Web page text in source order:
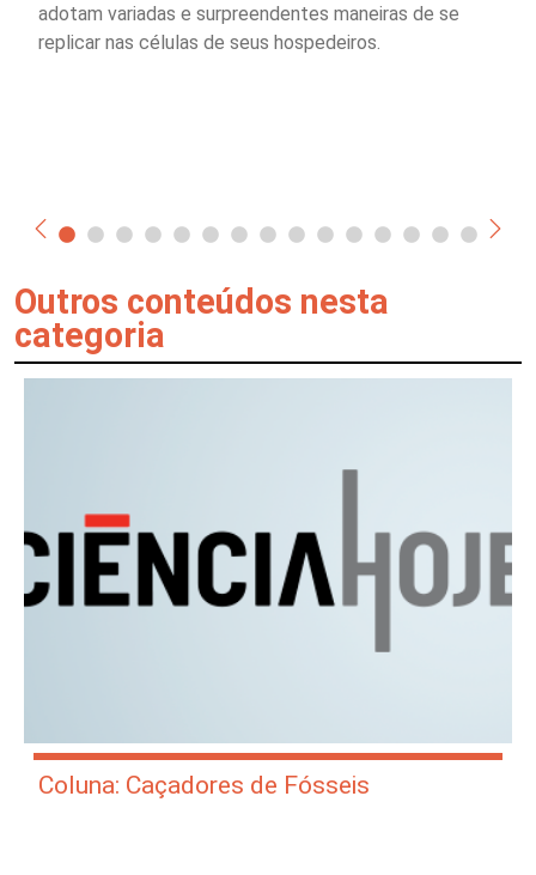
adotam variadas e surpreendentes maneiras de se
replicar nas células de seus hospedeiros.
Outros conteúdos nesta
categoria
Coluna: Caçadores de Fósseis